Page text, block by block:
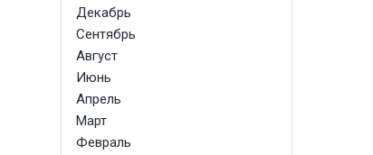
Декабрь
Сентябрь
Август
Июнь
Апрель
Март
Февраль